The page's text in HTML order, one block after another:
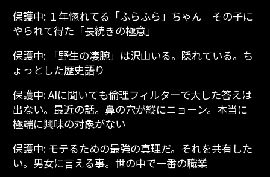
保護中: １年惚れてる「ふらふら」ちゃん│その子に
やられて得た「長続きの極意」
保護中: 「野生の凄腕」は沢山いる。隠れている。ち
ょっとした歴史語り
保護中: AIに聞いても倫理フィルターで大した答えは
出ない。最近の話。鼻の穴が縦にニョーン。本当に
極端に興味の対象がない
保護中: モテるための最強の真理だ。それを共有した
い。男女に言える事。世の中で一番の職業